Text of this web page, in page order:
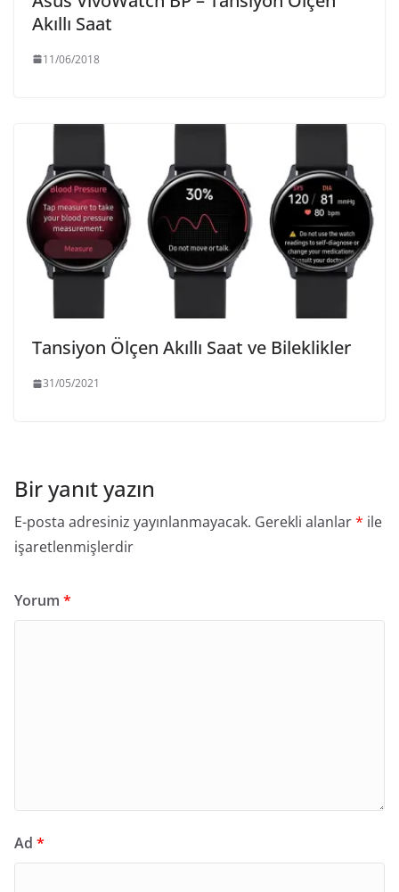
Akıllı Saat
11/06/2018
Tansiyon Ölçen Akıllı Saat ve Bileklikler
31/05/2021
Bir yanıt yazın
E-posta adresiniz yayınlanmayacak. Gerekli alanlar* ile
işaretlenmişlerdir
Yorum *
Ad *